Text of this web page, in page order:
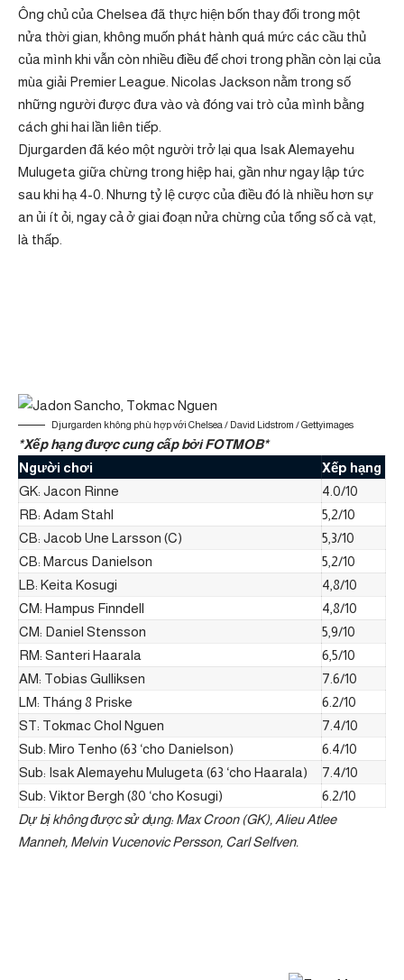
Ông chủ của Chelsea đã thực hiện bốn thay đổi trong một
nửa thời gian, không muốn phát hành quá mức các cầu thủ
của mình khi vẫn còn nhiều điều để chơi trong phần còn lại của
mùa giải Premier League. Nicolas Jackson nằm trong số
những người được đưa vào và đóng vai trò của mình bằng
cách ghi hai lần liên tiếp.
Djurgarden đã kéo một người trở lại qua Isak Alemayehu
Mulugeta giữa chừng trong hiệp hai, gần như ngay lập tức
sau khi hạ 4-0. Nhưng tỷ lệ cược của điều đó là nhiều hơn sự
an ủi ít ỏi, ngay cả ở giai đoạn nửa chừng của tổng số cà vạt,
là thấp.
Djurgarden không phù hợp với Chelsea / David Lidstrom / Gettyimages
*Xếp hạng được cung cấp bởi FOTMOB*
Người chơi
Xếp hạng
GK: Jacon Rinne
4.0/10
RB: Adam Stahl
5,2/10
CB: Jacob Une Larsson (C)
5,3/10
CB: Marcus Danielson
5,2/10
LB: Keita Kosugi
4,8/10
CM: Hampus Finndell
4,8/10
CM: Daniel Stensson
5,9/10
RM: Santeri Haarala
6,5/10
AM: Tobias Gulliksen
7.6/10
LM: Tháng 8 Priske
6.2/10
ST: Tokmac Chol Nguen
7.4/10
Sub: Miro Tenho (63 ‘cho Danielson)
6.4/10
Sub: Isak Alemayehu Mulugeta (63 ‘cho Haarala)
7.4/10
Sub: Viktor Bergh (80 ‘cho Kosugi)
6.2/10
Dự bị không được sử dụng: Max Croon (GK), Alieu Atlee
Manneh, Melvin Vucenovic Persson, Carl Selfven.